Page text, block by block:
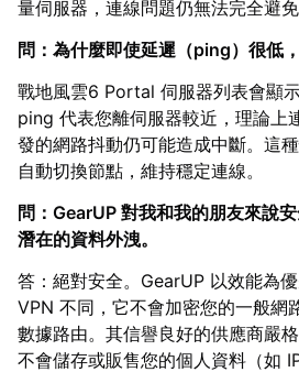
量伺服器，連線問題仍無法完全避免
問：為什麼即使延遲（ping）很低
戰地風雲6 Portal 伺服器列表會顯
ping 代表您離伺服器較近，理論上
發的網路抖動仍可能造成中斷。這
自動切換節點，維持穩定連線。
問：GearUP 對我和我的朋友來說
潛在的資料外洩。
答：絕對安全。GearUP 以效能為
VPN 不同，它不會加密您的一般網
數據路由。其信譽良好的供應商嚴
不會儲存或販售您的個人資料（如